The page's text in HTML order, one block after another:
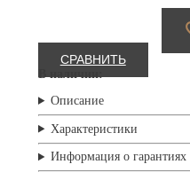
СРАВНИТЬ
В наличии:
Описание
Характеристики
Информация о гарантиях